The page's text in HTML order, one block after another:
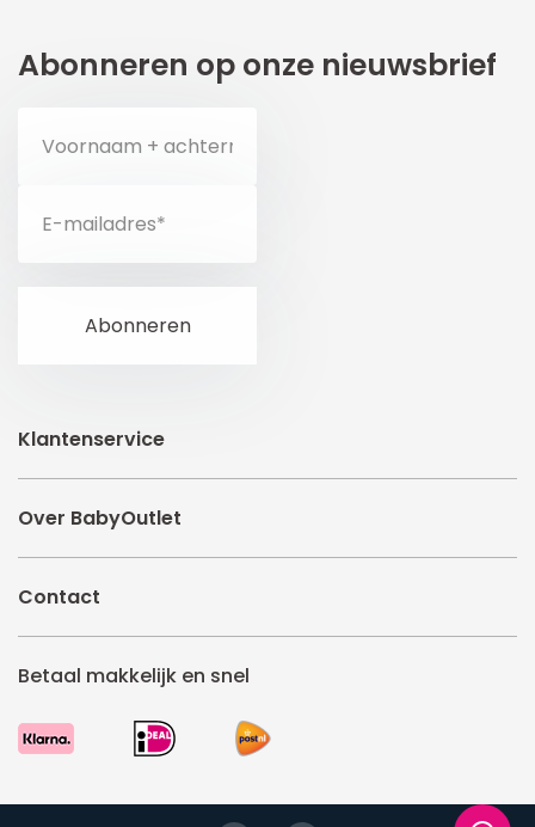
Abonneren op onze nieuwsbrief
Klantenservice
Over BabyOutlet
Contact
Betaal makkelijk en snel